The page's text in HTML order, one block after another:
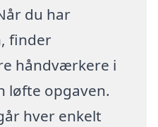
du har
finder
håndværkere i
løfte opgaven.
hver enkelt